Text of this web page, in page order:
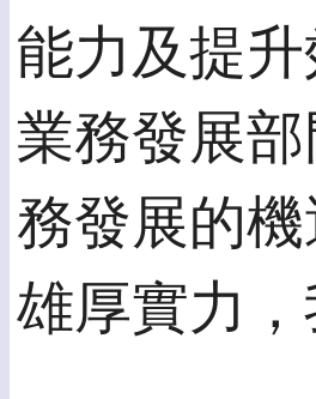
能力及提
業務發展
務發展的
雄厚實力